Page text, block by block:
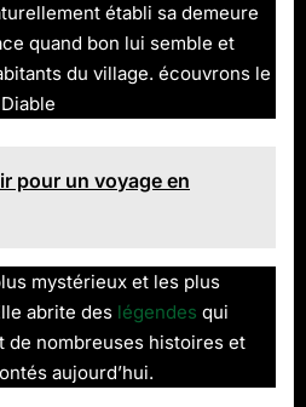
établi sa demeure
quand bon lui semble et
du village. écouvrons le
pour un voyage en
mystérieux et les plus
abrite des légendes qui
de nombreuses histoires et
aujourd’hui.